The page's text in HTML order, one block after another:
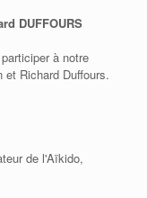
DUFFOURS
à notre
Richard Duffours.
de l'Aïkido,